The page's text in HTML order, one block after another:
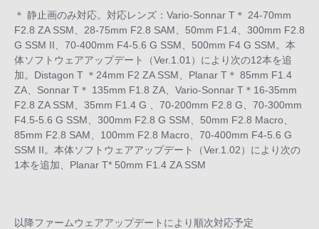
＊ 静止画のみ対応。対応レンズ：Vario-Sonnar T＊ 24-70mm
F2.8 ZA SSM、28-75mm F2.8 SAM、50mm F1.4、300mm F2.8
G SSM II、70-400mm F4-5.6 G SSM、500mm F4 G SSM。本
体ソフトウェアアップデート（Ver.1.01）により次の12本を追
加。Distagon T ＊24mm F2 ZA SSM、Planar T＊ 85mm F1.4
ZA、Sonnar T＊ 135mm F1.8 ZA、Vario-Sonnar T＊16-35mm
F2.8 ZA SSM、35mm F1.4 G 、70-200mm F2.8 G、70-300mm
F4.5-5.6 G SSM、300mm F2.8 G SSM、50mm F2.8 Macro、
85mm F2.8 SAM、100mm F2.8 Macro、70-400mm F4-5.6 G
SSM II。本体ソフトウェアアップデート（Ver.1.02）により次の
1本を追加、Planar T* 50mm F1.4 ZA SSM
以降ファームウェアアップデートにより順次対応予定